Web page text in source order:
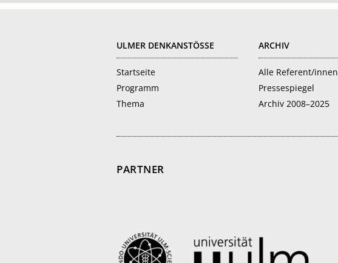
ULMER DENKANSTÖSSE
Startseite
Programm
Thema
ARCHIV
Alle Referent/innen
Pressespiegel
Archiv 2008–2025
PARTNER